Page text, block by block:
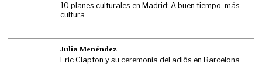
10 planes culturales en Madrid: A buen tiempo, más
cultura
Julia Menéndez
Eric Clapton y su ceremonia del adiós en Barcelona